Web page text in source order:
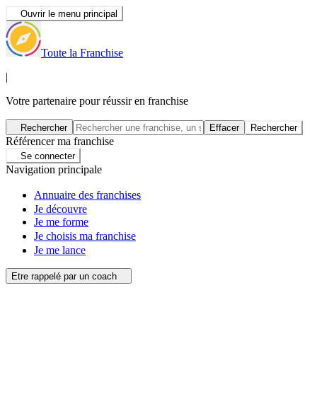
Ouvrir le menu principal
Toute la Franchise
|
Votre partenaire pour réussir en franchise
Rechercher Effacer Rechercher
Référencer ma franchise
Se connecter
Navigation principale
Annuaire des franchises
Je découvre
Je me forme
Je choisis ma franchise
Je me lance
Etre rappelé par un coach